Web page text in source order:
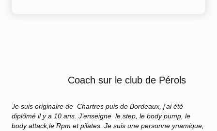
Coach sur le club de Pérols
Je suis originaire de Chartres puis de Bordeaux, j’ai été
diplômé il y a 10 ans. J’enseigne le step, le body pump, le
body attack,le Rpm et pilates. Je suis une personne ynamique,